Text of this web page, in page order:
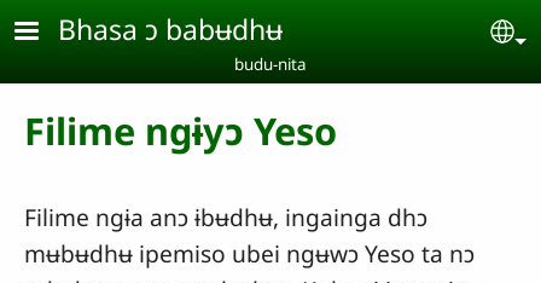
Aller au contenu principal
Bhasa ɔ babʉdhʉ
budu-nita
Filime ngɨyɔ Yeso
Filime ngɨa anɔ ɨbʉdhʉ, ingainga dhɔ
mʉbʉdhʉ ipemiso ubei ngʉwɔ Yeso ta nɔ